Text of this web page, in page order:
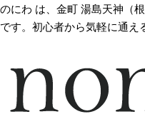
のにわ は、金町 湯島天神（
です。初心者から気軽に通え